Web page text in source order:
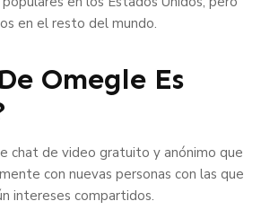
en el resto del mundo.
Omegle Es
chat de video gratuito y anónimo que
con nuevas personas con las que
intereses compartidos.